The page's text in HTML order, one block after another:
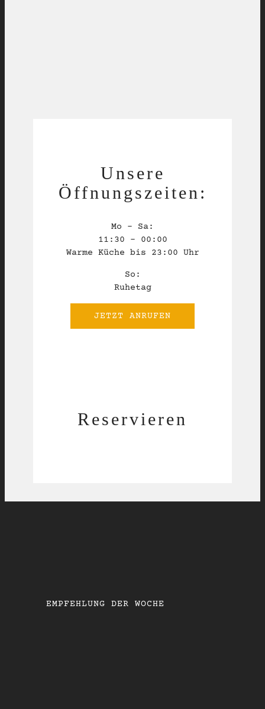
Unsere
Öffnungszeiten:
Mo – Sa:
11:30 – 00:00
Warme Küche bis 23:00 Uhr
So:
Ruhetag
JETZT ANRUFEN
Reservieren
EMPFEHLUNG DER WOCHE